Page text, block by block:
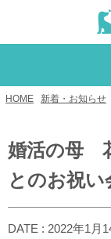
HOME 新着・お知らせ
婚活の母
とのお祝い
DATE : 2022年1月